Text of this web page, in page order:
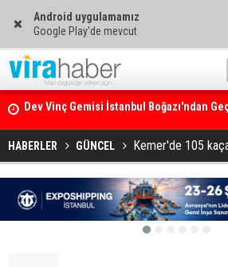
Android uygulamamız
Google Play'de mevcut
Ege Denizi’nin En Büyük Mercan Ormanı
HABERLER GÜNCEL Kemer'de 105